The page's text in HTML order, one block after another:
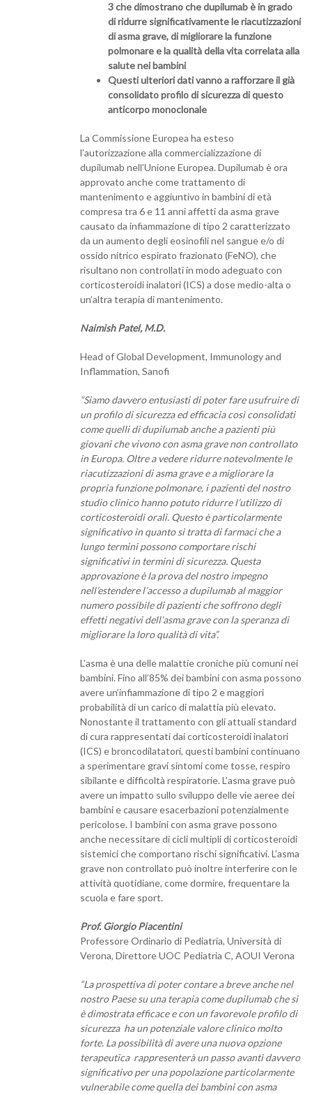
3 che dimostrano che dupilumab è in grado
di ridurre significativamente le riacutizzazioni
di asma grave, di migliorare la funzione
polmonare e la qualità della vita correlata alla
salute nei bambini
Questi ulteriori dati vanno a rafforzare il già
consolidato profilo di sicurezza di questo
anticorpo monoclonale
La Commissione Europea ha esteso
l’autorizzazione alla commercializzazione di
dupilumab nell’Unione Europea. Dupilumab è ora
approvato anche come trattamento di
mantenimento e aggiuntivo in bambini di età
compresa tra 6 e 11 anni affetti da asma grave
causato da infiammazione di tipo 2 caratterizzato
da un aumento degli eosinofili nel sangue e/o di
ossido nitrico espirato frazionato (FeNO), che
risultano non controllati in modo adeguato con
corticosteroidi inalatori (ICS) a dose medio-alta o
un’altra terapia di mantenimento.
Naimish Patel, M.D.
Head of Global Development, Immunology and
Inflammation, Sanofi
“Siamo davvero entusiasti di poter fare usufruire di
un profilo di sicurezza ed efficacia così consolidati
come quelli di dupilumab anche a pazienti più
giovani che vivono con asma grave non controllato
in Europa. Oltre a vedere ridurre notevolmente le
riacutizzazioni di asma grave e a migliorare la
propria funzione polmonare, i pazienti del nostro
studio clinico hanno potuto ridurre l’utilizzo di
corticosteroidi orali. Questo è particolarmente
significativo in quanto si tratta di farmaci che a
lungo termini possono comportare rischi
significativi in termini di sicurezza. Questa
approvazione è la prova del nostro impegno
nell’estendere l’accesso a dupilumab al maggior
numero possibile di pazienti che soffrono degli
effetti negativi dell’asma grave con la speranza di
migliorare la loro qualità di vita”.
L’asma è una delle malattie croniche più comuni nei
bambini. Fino all’85% dei bambini con asma possono
avere un’infiammazione di tipo 2 e maggiori
probabilità di un carico di malattia più elevato.
Nonostante il trattamento con gli attuali standard
di cura rappresentati dai corticosteroidi inalatori
(ICS) e broncodilatatori, questi bambini continuano
a sperimentare gravi sintomi come tosse, respiro
sibilante e difficoltà respiratorie. L’asma grave può
avere un impatto sullo sviluppo delle vie aeree dei
bambini e causare esacerbazioni potenzialmente
pericolose. I bambini con asma grave possono
anche necessitare di cicli multipli di corticosteroidi
sistemici che comportano rischi significativi. L’asma
grave non controllato può inoltre interferire con le
attività quotidiane, come dormire, frequentare la
scuola e fare sport.
Prof. Giorgio Piacentini
Professore Ordinario di Pediatria, Università di
Verona, Direttore UOC Pediatria C, AOUI Verona
“La prospettiva di poter contare a breve anche nel
nostro Paese su una terapia come dupilumab che si
è dimostrata efficace e con un favorevole profilo di
sicurezza ha un potenziale valore clinico molto
forte. La possibilità di avere una nuova opzione
terapeutica rappresenterà un passo avanti davvero
significativo per una popolazione particolarmente
vulnerabile come quella dei bambini con asma